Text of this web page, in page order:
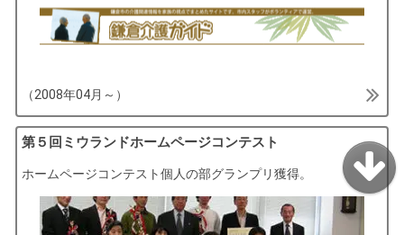
（2008年04月～）
第５回ミウランドホームページコンテスト
ホームページコンテスト個人の部グランプリ獲得。